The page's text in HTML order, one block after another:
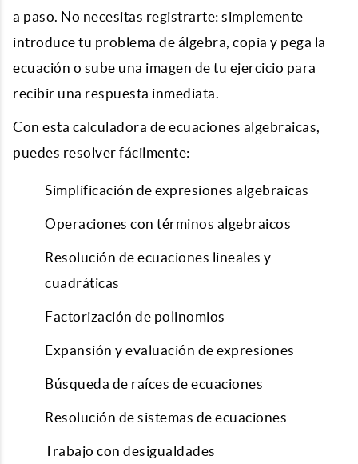
a paso. No necesitas registrarte: simplemente
introduce tu problema de álgebra, copia y pega la
ecuación o sube una imagen de tu ejercicio para
recibir una respuesta inmediata.
Con esta calculadora de ecuaciones algebraicas,
puedes resolver fácilmente:
Simplificación de expresiones algebraicas
Operaciones con términos algebraicos
Resolución de ecuaciones lineales y
cuadráticas
Factorización de polinomios
Expansión y evaluación de expresiones
Búsqueda de raíces de ecuaciones
Resolución de sistemas de ecuaciones
Trabajo con desigualdades